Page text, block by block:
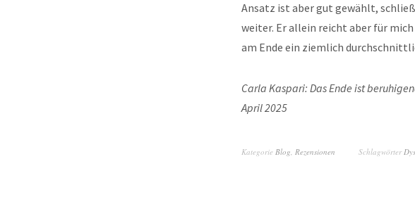
Ansatz ist aber gut gewählt,
weiter. Er allein reicht aber für
am Ende ein ziemlich
Carla Kaspari: Das Ende ist
April 2025
Kategorie Blog Rezensionen Schlagwörter